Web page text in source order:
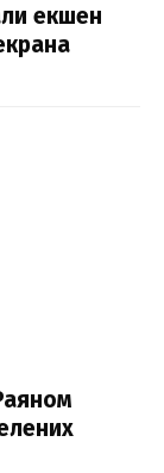
екшен